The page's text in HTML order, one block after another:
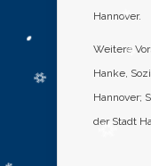
Hannover.
Weitere
Hanke,
Hannover;
der Stadt